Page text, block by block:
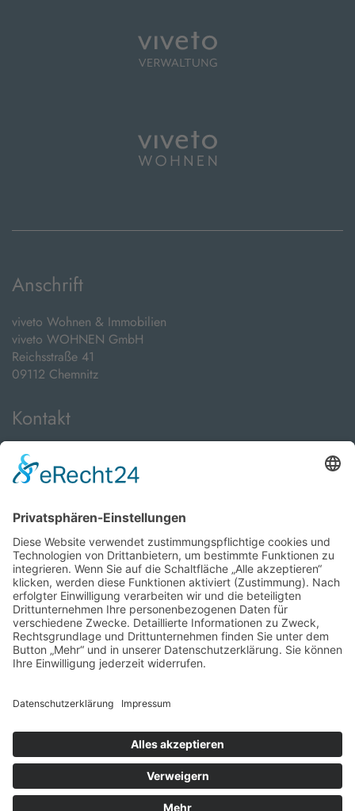
Anschrift
viveto Wohnen & Immobilien
viveto WOHNEN GmbH
Reichsstraße 41
09112 Chemnitz
Kontakt
Telefon:
+49 371 24089000
info@viveto-immobilien.de
Öffnungszeiten
Montag bis Freitag:
08:00 Uhr - 18:00 Uhr
sowie nach Vereinbarung
© 2026 viveto WOHNEN GmbH
Impressum/Datenschutz/AGB